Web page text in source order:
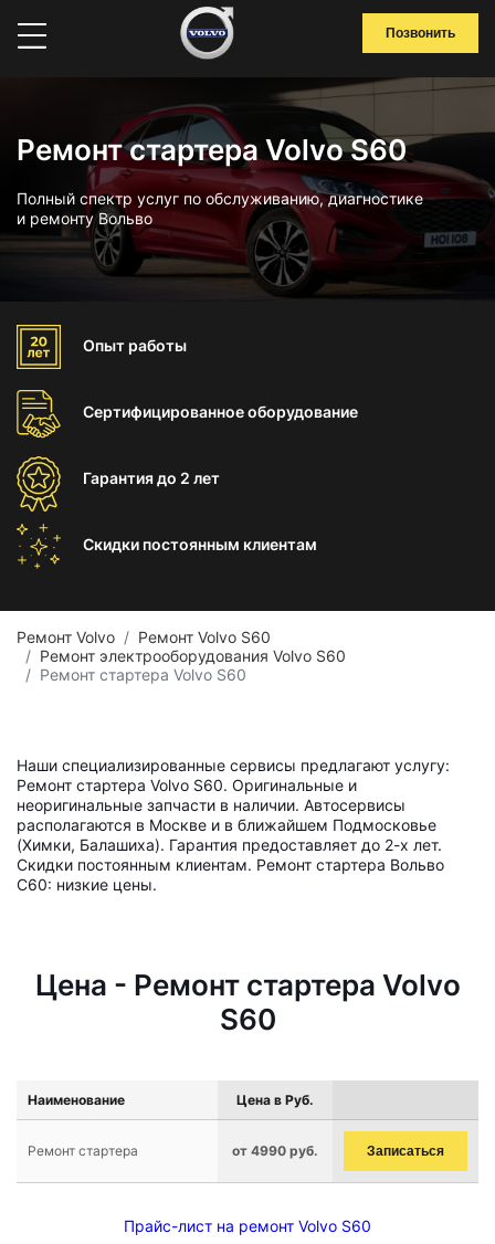
Позвонить
Ремонт стартера Volvo S60
Полный спектр услуг по обслуживанию, диагностике
и ремонту Вольво
Опыт работы
Сертифицированноеоборудование
Гарантиядо 2 лет
Скидки постоянным клиентам
Ремонт Volvo
Ремонт Volvo S60
Ремонт электрооборудования Volvo S60
Ремонт стартера Volvo S60
Наши специализированные сервисы предлагают услугу:
Ремонт стартера Volvo S60. Оригинальные и
неоригинальные запчасти в наличии. Автосервисы
располагаются в Москве и в ближайшем Подмосковье
(Химки, Балашиха). Гарантия предоставляет до 2-х лет.
Скидки постоянным клиентам. Ремонт стартера Вольво
С60: низкие цены.
Цена - Ремонт стартера Volvo
S60
Наименование Цена в Руб.
Ремонт стартера от 4990 руб. Записаться
Прайс-лист на ремонт Volvo S60